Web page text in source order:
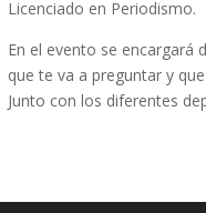
Licenciado en Periodismo.
En el evento se encargará
que te va a preguntar y
Junto con los diferentes